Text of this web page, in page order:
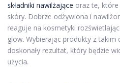
składniki nawilżające oraz te,
skóry. Dobrze odżywiona i
reaguje na kosmetyki
glow. Wybierając produkty z takim
doskonały rezultat, który będzie
użycia.